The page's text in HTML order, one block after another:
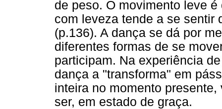
de peso. O movimento leve
com leveza tende a se sentir
(p.136). A dança se dá por
diferentes formas de se
participam. Na experiência
dança a "transforma" em
inteira no momento
ser, em estado de graça.